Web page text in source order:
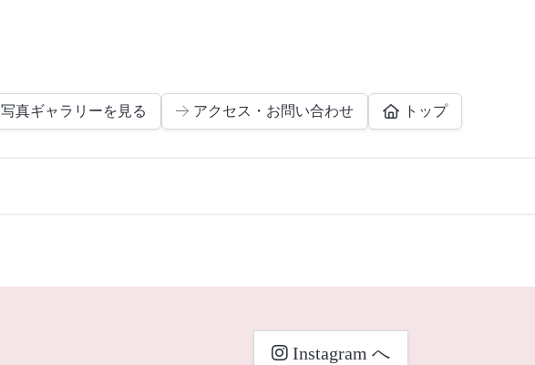
写真ギャラリーを見る アクセス・お問い合わせ トップ
Instagram へ